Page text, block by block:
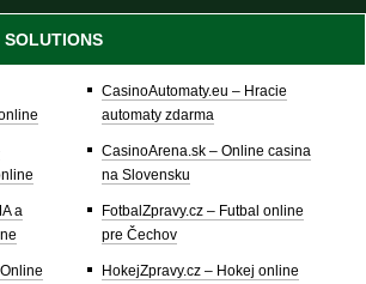
SOLUTIONS
a
CasinoAutomaty.eu – Hracie
automaty zdarma
CasinoArena.sk – Online casina
na Slovensku
FotbalZpravy.cz – Futbal online
pre Čechov
HokejZpravy.cz – Hokej online